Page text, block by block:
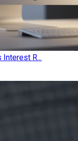
Interest R...